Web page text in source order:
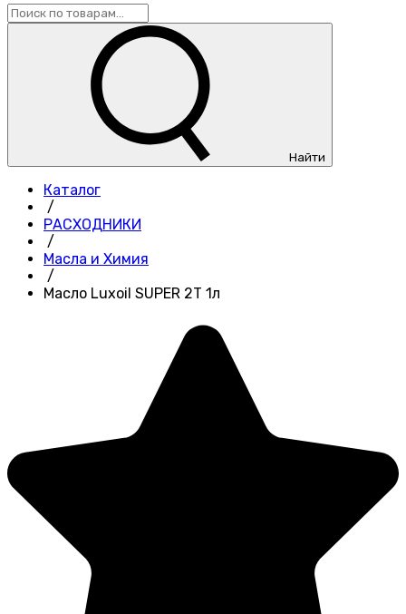
Найти
Каталог
/
РАСХОДНИКИ
/
Масла и Химия
/
Масло Luxoil SUPER 2Т 1л